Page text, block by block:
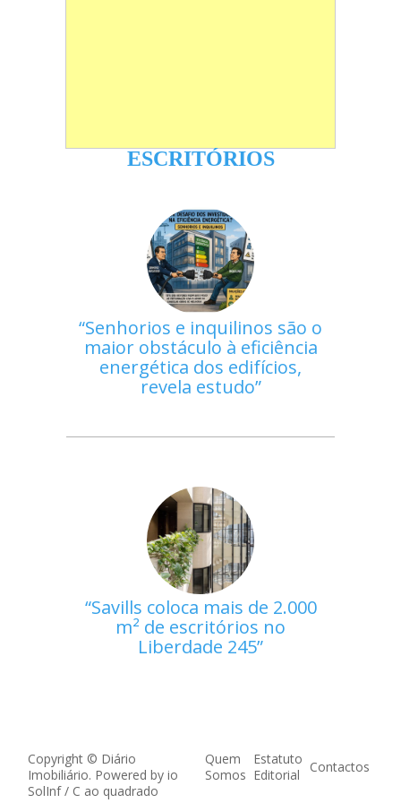
ESCRITÓRIOS
Senhorios e inquilinos são o
maior obstáculo à eficiência
energética dos edifícios,
revela estudo
Savills coloca mais de 2.000
m² de escritórios no
Liberdade 245
Copyright © Diário
Imobiliário. Powered by io
SolInf/ C ao quadrado
Quem
Somos
Estatuto
Editorial
Contactos